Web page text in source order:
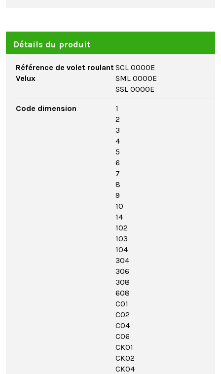
Détails du produit
Référence de volet roulant
Velux
SCL 0000E
SML 0000E
SSL 0000E
Code dimension
1
2
3
4
5
6
7
8
9
10
14
102
103
104
304
306
308
608
C01
C02
C04
C06
CK01
CK02
CK04